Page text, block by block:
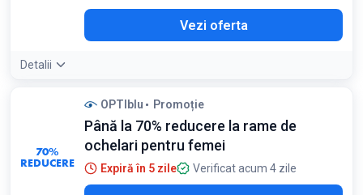
Vezi oferta
Detalii
70%
REDUCERE
OPTIblu Promoție
Până la 70% reducere la rame de
ochelari pentru femei
Expiră în 5 zile Verificat acum 4 zile